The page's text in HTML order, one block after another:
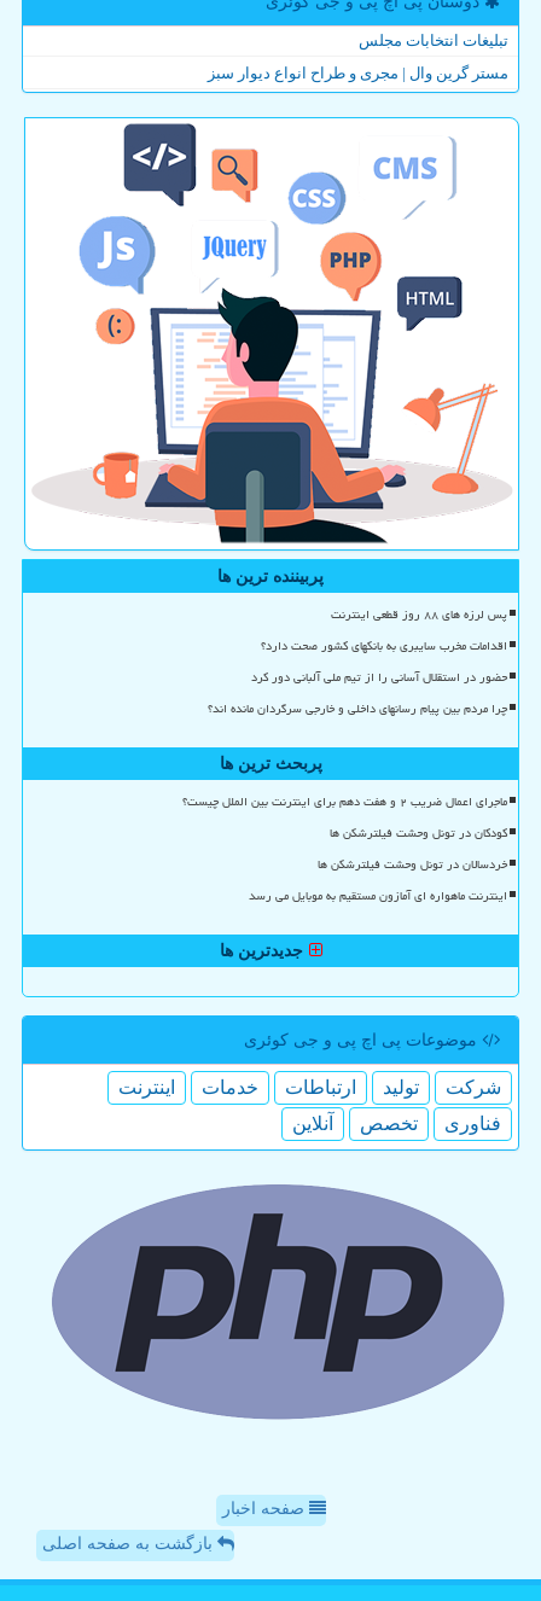
تبلیغات انتخابات مجلس
مستر گرین وال | مجری و طراح انواع دیوار سبز
پربیننده ترین ها
پس لرزه های ۸۸ روز قطعی اینترنت
اقدامات مخرب سایبری به بانکهای کشور صحت دارد؟
حضور در استقلال آسانی را از تیم ملی آلبانی دور کرد
چرا مردم بین پیام رسانهای داخلی و خارجی سرگردان مانده اند؟
پربحث ترین ها
ماجرای اعمال ضریب ۲ و هفت دهم برای اینترنت بین الملل چیست؟
کودکان در تونل وحشت فیلترشکن ها
خردسالان در تونل وحشت فیلترشکن ها
اینترنت ماهواره ای آمازون مستقیم به موبایل می رسد
جدیدترین ها
موضوعات پی اچ پی و جی كوئری
شركت تولید ارتباطات خدمات
اینترنت
فناوری
تخصص آنلاین
صفحه اخبار
بازگشت به صفحه اصلی